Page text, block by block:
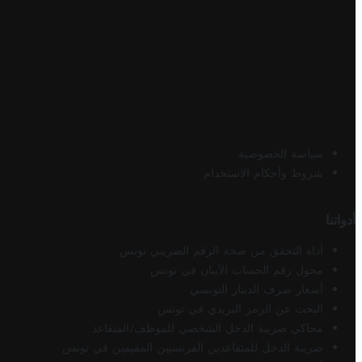
سياسة الخصوصية
شروط وأحكام الاستخدام
أدواتنا
أداة التحقق من صحة الرقم الضريبي تونس
محول رقم الحساب الآيبان في تونس
أسعار صرف الدينار التونسي
البحث عن الرمز البريدي في تونس
محاكي ضريبة الدخل الشخصي للموظف/المتقاعد
ضريبة الدخل للمتقاعدين الفرنسيين المقيمين في تونس